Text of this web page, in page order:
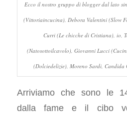
Ecco il nostro gruppo di blogger dal lato
(Vittoriaincucina), Debora Valentini (Slow
Curri (Le chicche di Cristiana), io,
(Natosottoilcavolo), Giovanni Lucci
(Dolciedelizie), Moreno Sardi, Candida
Arriviamo che sono le
dalla fame e il cibo